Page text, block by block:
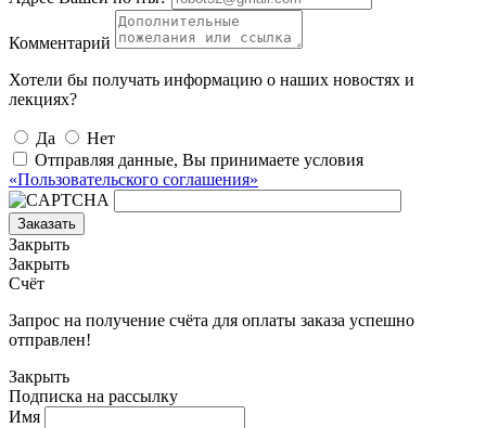
Комментарий
Хотели бы получать информацию о наших новостях и
лекциях?
Да
Нет
Отправляя данные, Вы принимаете условия
«Пользовательского соглашения»
Заказать
Закрыть
Закрыть
Счёт
Запрос на получение счёта для оплаты заказа успешно
отправлен!
Закрыть
Подписка на рассылку
Имя